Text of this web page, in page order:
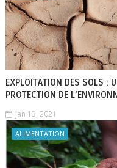
EXPLOITATION DES SOLS :
PROTECTION DE
Jan 13, 2021
ALIMENTATION